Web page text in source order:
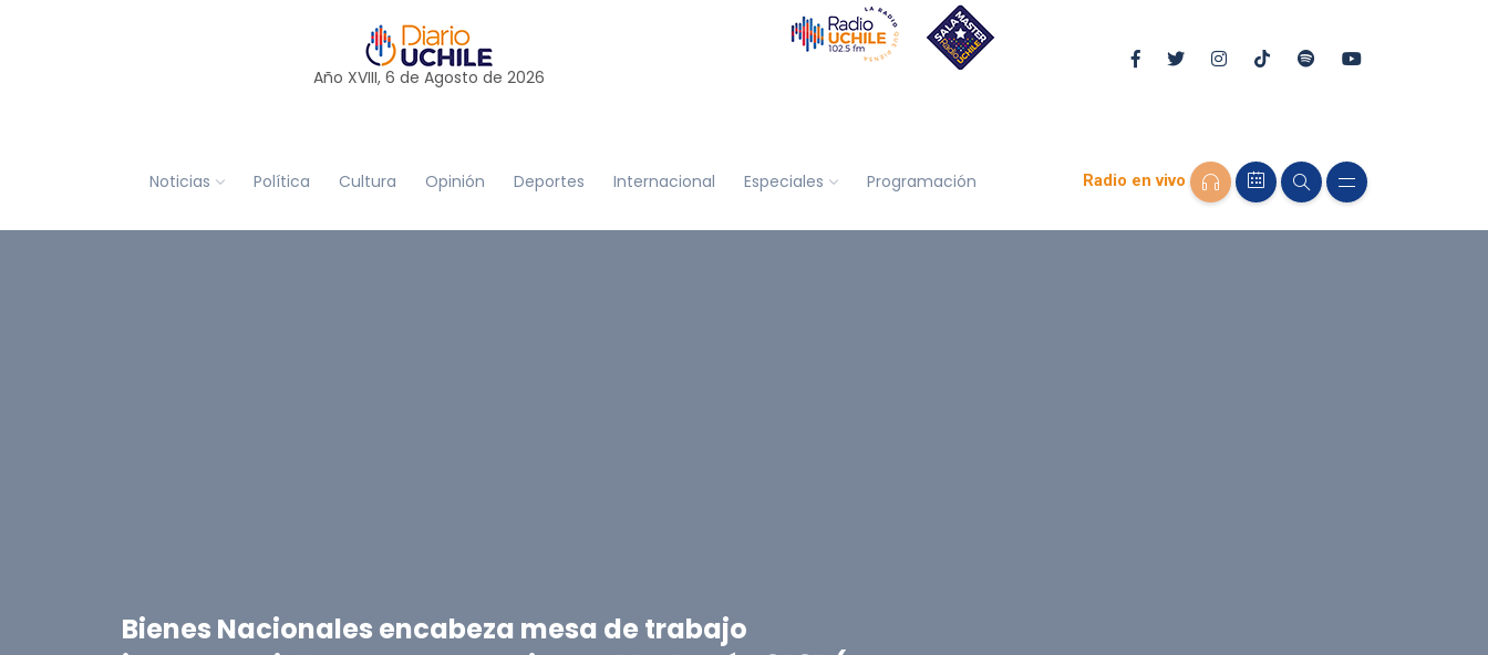
Año XVIII, 6 de Agosto de 2026
Noticias Política Cultura Opinión Deportes Internacional Especiales Programación Radio en vivo
Bienes Nacionales encabeza mesa de trabajo